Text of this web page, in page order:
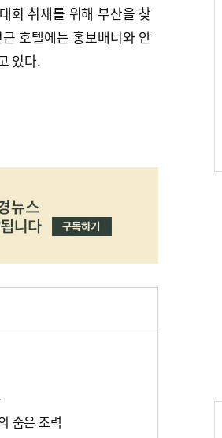
회 취재를 위해 부산을 찾
호텔에는 홍보배너와 안
있다.
숨은 조력